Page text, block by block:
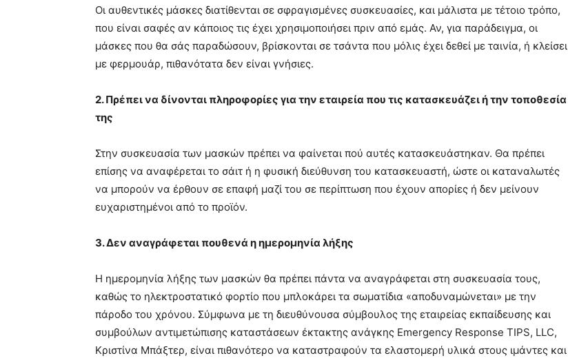
pain.
pornhun
hd
porn
Οι αυθεντικές μάσκες διατίθενται σε σφραγισμένες συσκευασίες, και μάλιστα με τέτοιο τρόπο,
που είναι σαφές αν κάποιος τις έχει χρησιμοποιήσει πριν από εμάς. Αν, για παράδειγμα, οι
μάσκες που θα σάς παραδώσουν, βρίσκονται σε τσάντα που μόλις έχει δεθεί με ταινία, ή κλείσει
με φερμουάρ, πιθανότατα δεν είναι γνήσιες.
2. Πρέπει να δίνονται πληροφορίες για την εταιρεία που τις κατασκευάζει ή την τοποθεσία
της
Στην συσκευασία των μασκών πρέπει να φαίνεται πού αυτές κατασκευάστηκαν. Θα πρέπει
επίσης να αναφέρεται το σάιτ ή η φυσική διεύθυνση του κατασκευαστή, ώστε οι καταναλωτές
να μπορούν να έρθουν σε επαφή μαζί του σε περίπτωση που έχουν απορίες ή δεν μείνουν
ευχαριστημένοι από το προϊόν.
3. Δεν αναγράφεται πουθενά η ημερομηνία λήξης
Η ημερομηνία λήξης των μασκών θα πρέπει πάντα να αναγράφεται στη συσκευασία τους,
καθώς το ηλεκτροστατικό φορτίο που μπλοκάρει τα σωματίδια «αποδυναμώνεται» με την
πάροδο του χρόνου. Σύμφωνα με τη διευθύνουσα σύμβουλος της εταιρείας εκπαίδευσης και
συμβούλων αντιμετώπισης καταστάσεων έκτακτης ανάγκης Emergency Response TIPS, LLC,
Κριστίνα Μπάξτερ, είναι πιθανότερο να καταστραφούν τα ελαστομερή υλικά στους ιμάντες και